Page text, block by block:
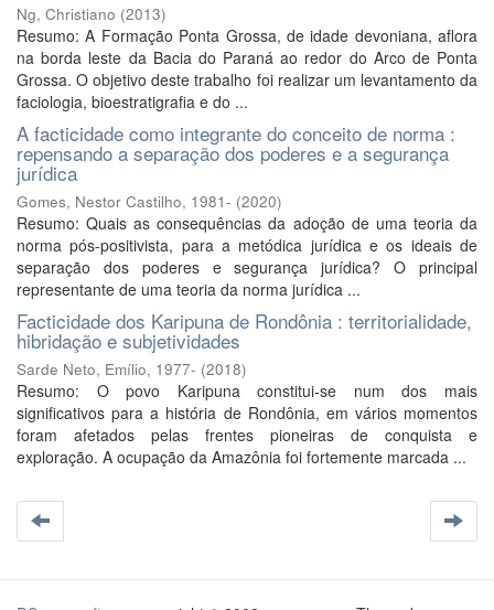
Ng, Christiano (2013)
Resumo: A Formação Ponta Grossa, de idade devoniana, aflora
na borda leste da Bacia do Paraná ao redor do Arco de Ponta
Grossa. O objetivo deste trabalho foi realizar um levantamento da
faciologia, bioestratigrafia e do ...
A facticidade como integrante do conceito de norma :
repensando a separação dos poderes e a segurança
jurídica
Gomes, Nestor Castilho, 1981- (2020)
Resumo: Quais as consequências da adoção de uma teoria da
norma pós-positivista, para a metódica jurídica e os ideais de
separação dos poderes e segurança jurídica? O principal
representante de uma teoria da norma jurídica ...
Facticidade dos Karipuna de Rondônia : territorialidade,
hibridação e subjetividades
Sarde Neto, Emílio, 1977- (2018)
Resumo: O povo Karipuna constitui-se num dos mais
significativos para a história de Rondônia, em vários momentos
foram afetados pelas frentes pioneiras de conquista e
exploração. A ocupação da Amazônia foi fortemente marcada ...